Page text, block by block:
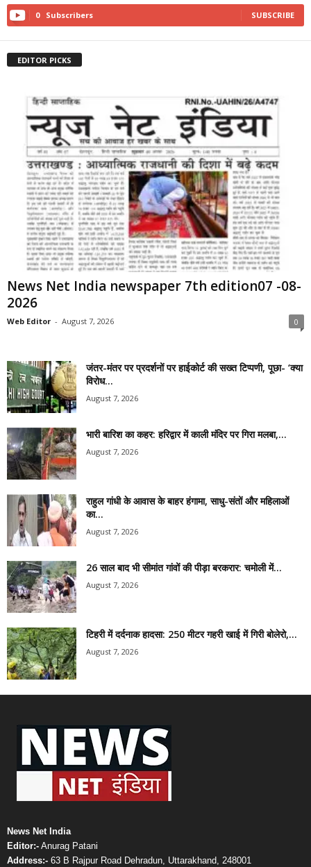
0 Subscribers SUBSCRIBE
EDITOR PICKS
News Net India newspaper 7th edition07 -08-
2026
Web Editor - August 7, 2026 0
जंतर-मंतर पर प्रदर्शनों पर हाईकोर्ट की सख्त टिप्पणी, पूछा- ‘क्या
विरोध...
August 7, 2026
भारी बारिश का कहर: हरिद्वार में काली मंदिर पर गिरा मलबा,...
August 7, 2026
राहुल गांधी के आवास के बाहर हंगामा, साधु-संतों और महिलाओं
का...
August 7, 2026
26 साल बाद भी सीमांत गांवों की पीड़ा बरकरार: चमोली में...
August 7, 2026
टिहरी में दर्दनाक हादसा: 250 मीटर गहरी खाई में गिरी बोलेरो,...
August 7, 2026
News Net India
Editor:- Anurag Patani
Address:- 63 B Rajpur Road Dehradun, Uttarakhand, 248001